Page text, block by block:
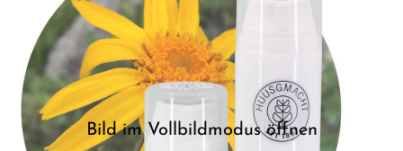
Bild im Vollbildmodus öffnen